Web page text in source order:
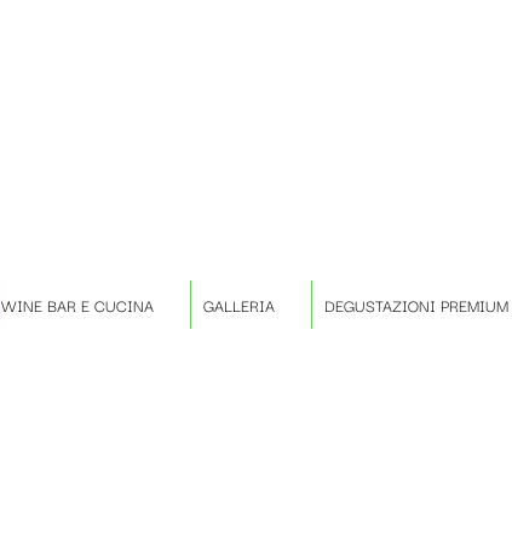
WINE BAR E CUCINA GALLERIA DEGUSTAZIONI PREMIUM